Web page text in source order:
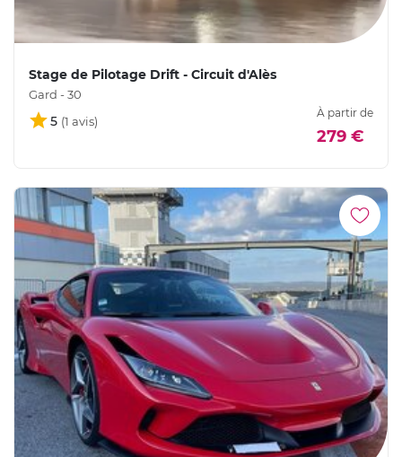
Stage de Pilotage Drift - Circuit d'Alès
Gard - 30
5
À partir de
279 €